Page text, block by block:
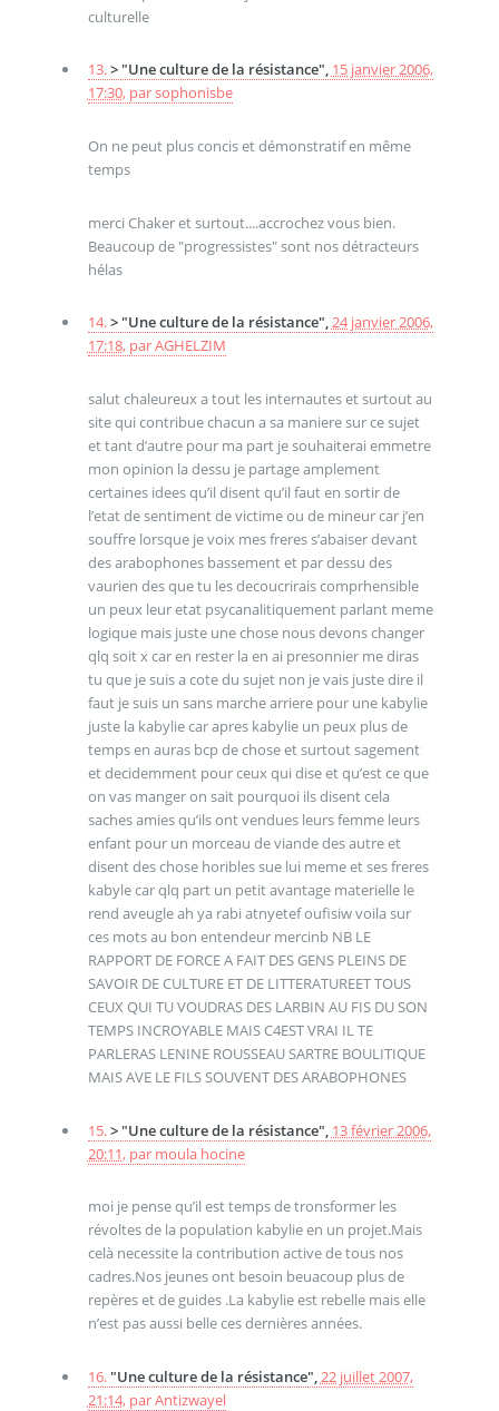
culturelle
13.> "Une culture de la résistance", 15 janvier 2006,
17:30, parsophonisbe
On ne peut plus concis et démonstratif en même
temps
merci Chaker et surtout....accrochez vous bien.
Beaucoup de "progressistes" sont nos détracteurs
hélas
14.> "Une culture de la résistance",24 janvier 2006,
17:18, parAGHELZIM
salut chaleureux a tout les internautes et surtout au
site qui contribue chacun a sa maniere sur ce sujet
et tant d’autre pour ma part je souhaiterai emmetre
mon opinion la dessu je partage amplement
certaines idees qu’il disent qu’il faut en sortir de
l’etat de sentiment de victime ou de mineur car j’en
souffre lorsque je voix mes freres s’abaiser devant
des arabophones bassement et par dessu des
vaurien des que tu les decoucrirais comprhensible
un peux leur etat psycanalitiquement parlant meme
logique mais juste une chose nous devons changer
qlq soit x car en rester la en ai presonnier me diras
tu que je suis a cote du sujet non je vais juste dire il
faut je suis un sans marche arriere pour une kabylie
juste la kabylie car apres kabylie un peux plus de
temps en auras bcp de chose et surtout sagement
et decidemment pour ceux qui dise et qu’est ce que
on vas manger on sait pourquoi ils disent cela
saches amies qu’ils ont vendues leurs femme leurs
enfant pour un morceau de viande des autre et
disent des chose horibles sue lui meme et ses freres
kabyle car qlq part un petit avantage materielle le
rend aveugle ah ya rabi atnyetef oufisiw voila sur
ces mots au bon entendeur mercinb NB LE
RAPPORT DE FORCE A FAIT DES GENS PLEINS DE
SAVOIR DE CULTURE ET DE LITTERATUREET TOUS
CEUX QUI TU VOUDRAS DES LARBIN AU FIS DU SON
TEMPS INCROYABLE MAIS C4EST VRAI IL TE
PARLERAS LENINE ROUSSEAU SARTRE BOULITIQUE
MAIS AVE LE FILS SOUVENT DES ARABOPHONES
15.> "Une culture de la résistance", 13 février 2006,
20:11, par moula hocine
moi je pense qu’il est temps de tronsformer les
révoltes de la population kabylie en un projet.Mais
celà necessite la contribution active de tous nos
cadres.Nos jeunes ont besoin beuacoup plus de
repères et de guides .La kabylie est rebelle mais elle
n’est pas aussi belle ces dernières années.
16. "Une culture de la résistance",22 juillet 2007,
21:14, parAntizwayel